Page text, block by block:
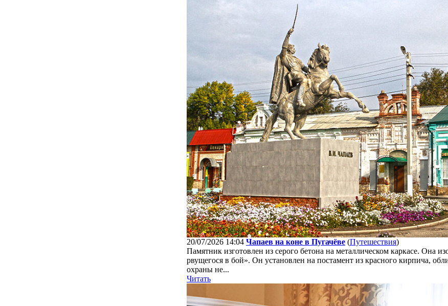
20/07/2026 14:04 Чапаев на коне в Пугачёве (Путешествия)
Памятник изготовлен из серого бетона на металлическом каркасе. Она
рвущегося в бой». Он установлен на постамент из красного кирпича,
охраны не...
Читать